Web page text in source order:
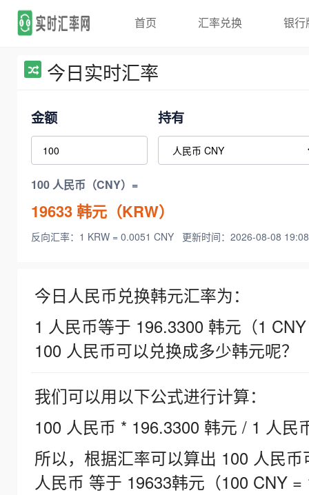
首页 汇率兑换 银行
今日实时汇率
金额 持有
100 人民币（CNY）=
19633韩元（KRW）
反向汇率：1 KRW = 0.0051 CNY 更新时间：2026-08-08
今日人民币兑换韩元汇率为：
1 人民币等于 196.3300 韩元（1
100 人民币可以兑换成多少韩元呢？
我们可以用以下公式进行计算：
100 人民币 * 196.3300 韩元 / 1 人民
所以，根据汇率可以算出 100 人民
人民币 等于 19633韩元（100 CNY =